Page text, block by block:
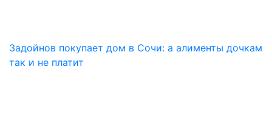
Задойнов покупает дом в Сочи: а алименты дочкам
так и не платит